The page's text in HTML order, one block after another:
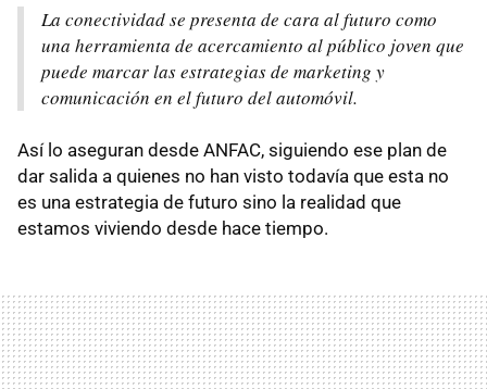
La conectividad se presenta de cara al futuro como
una herramienta de acercamiento al público joven que
puede marcar las estrategias de marketing y
comunicación en el futuro del automóvil.
Así lo aseguran desde ANFAC, siguiendo ese plan de
dar salida a quienes no han visto todavía que esta no
es una estrategia de futuro sino la realidad que
estamos viviendo desde hace tiempo.